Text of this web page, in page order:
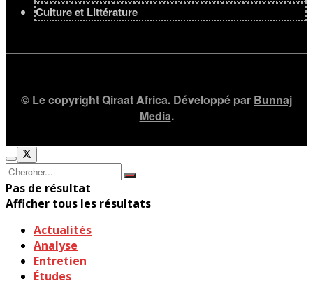
Culture et Littérature
© Le copyright Qiraat Africa. Développé par Bunnaj
Media.
Pas de résultat
Afficher tous les résultats
Actualités
Analyse
Entretien
Études